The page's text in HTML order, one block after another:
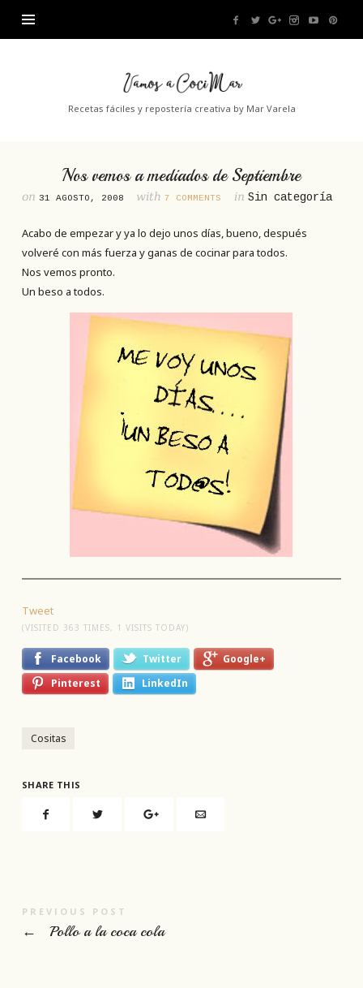
Vamos
CociMar
Recetas fáciles y repostería creativa by Mar Varela
Nos vemos a mediados de Septiembre
on 31 AGOSTO, 2008 with 7 COMMENTS in Sin categoría
Acabo de empezar y ya lo dejo unos días, bueno, después
volveré con más fuerza y ganas de cocinar para todos.
Nos vemos pronto.
Un beso a todos.
Tweet
(VISITED 363 TIMES, 1 VISITS TODAY)
Facebook Twitter
Google+
Pinterest
LinkedIn
Cositas
SHARE THIS
PREVIOUS POST
← Pollo a la coca cola